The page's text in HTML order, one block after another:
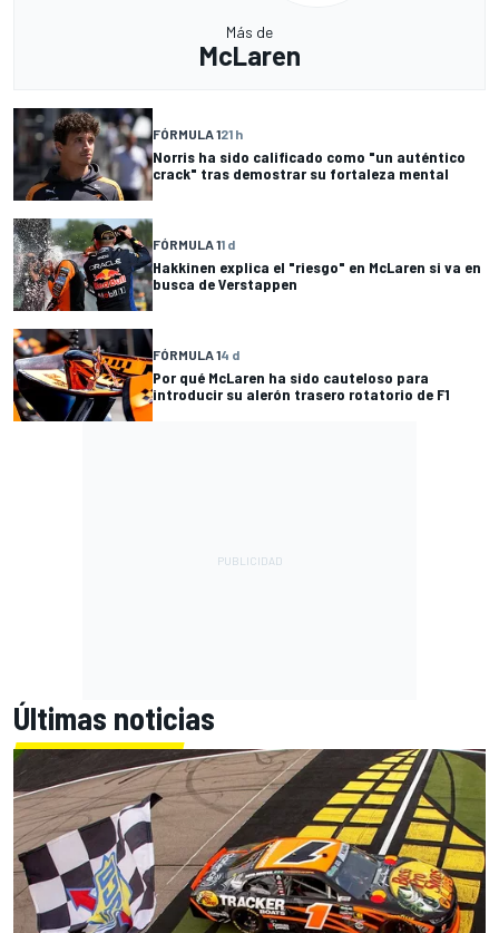
Más de
McLaren
FÓRMULA 121 h
Norris ha sido calificado como "un auténtico
crack" tras demostrar su fortaleza mental
FÓRMULA 11 d
Hakkinen explica el "riesgo" en McLaren si va en
busca de Verstappen
FÓRMULA 14 d
Por qué McLaren ha sido cauteloso para
introducir su alerón trasero rotatorio de F1
Últimas noticias